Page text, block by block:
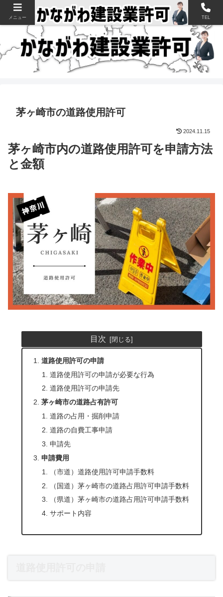
神奈川県の建設業許可申請・取得を支援【新規・更新・経審】
茅ヶ崎市の道路使用許可
2024.11.15
茅ヶ崎市内の道路使用許可を申請方法
と金額
目次
道路使用許可の申請
道路使用許可の申請が必要な行為
道路使用許可の申請先
茅ヶ崎市の道路占有許可
道路の占用・掘削申請
道路の自費工事申請
申請先
申請費用
（市道）道路使用許可申請手数料
（国道）茅ヶ崎市の道路占用許可申請手数料
（県道）茅ヶ崎市の道路占用許可申請手数料
サポート内容
メニュー TEL